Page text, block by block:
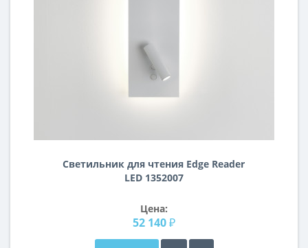
Светильник для чтения Edge Reader
LED 1352007
Цена:
52 140 ₽